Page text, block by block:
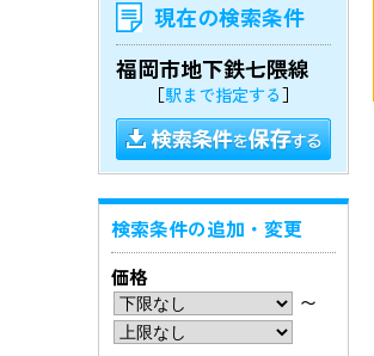
現在の検索条件
福岡市地下鉄七隈線
［駅まで指定する］
検索条件の追加・変更
価格
〜